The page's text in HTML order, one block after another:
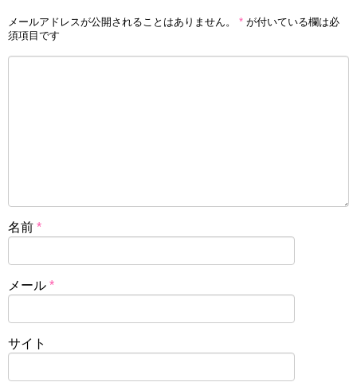
メールアドレスが公開されることはありません。 * が付いている欄は必
須項目です
名前 *
メール *
サイト